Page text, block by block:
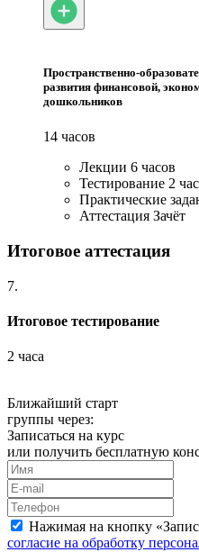
Пространственно-
развития финансовой,
дошкольников
14 часов
Лекции 6 часов
Тестирование 2
Практические
Аттестация Зачёт
Итоговое аттестация
7.
Итоговое тестирование
2 часа
Ближайший старт
группы через:
Записаться на курс
или получить бесплатную
Нажимая на кнопку «
согласие на обработку